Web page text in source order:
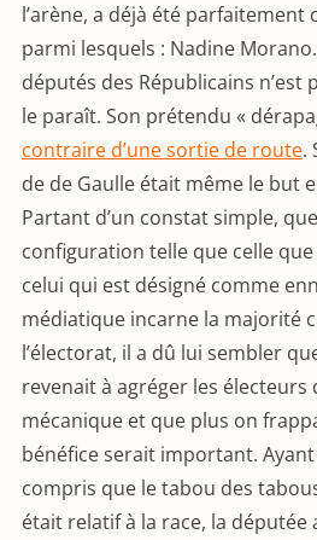
l’arène, a déjà été
parmi lesquels : Nadine
députés des Républicains n’est
le paraît. Son prétendu «
contraire d’une sortie de route.
de de Gaulle était même le but
Partant d’un constat simple,
configuration telle que celle
celui qui est désigné comme
médiatique incarne la majorité
l’électorat, il a dû lui sembler
revenait à agréger les électeurs
mécanique et que plus on
bénéfice serait important.
compris que le tabou des
était relatif à la race, la députée